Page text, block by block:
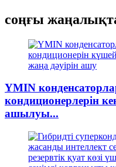
соңғы
YMIN
кондиционерлерін
ашылуы...